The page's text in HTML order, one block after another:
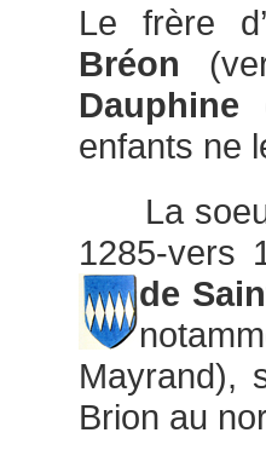
Le frère
Bréon
Dauphine
enfants ne
La soeur
1285-vers
de
Mayrand),
Brion au